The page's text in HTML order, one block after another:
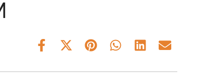
Share
Share
(Twitter)
Share Share Share Share